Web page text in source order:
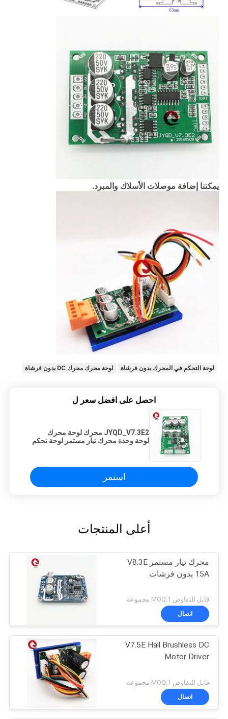
يمكننا إضافة موصلات الأسلاك والمبرد.
لوحة التحكم في المحرك بدون فرشاة لوحة محرك محرك DC بدون فرشاة
احصل على افضل سعر ل
JYQD_V7.3E2 محرك لوحة محرك
لوحة وحدة محرك تيار مستمر لوحة تحكم
استمر
أعلى المنتجات
محرك تيار مستمر V8.3E
15A بدون فرشات
قابل للتفاوض MOQ:1 مجموعة
اتصال
V7.5E Hall Brushless DC
Motor Driver
قابل للتفاوض MOQ:1 مجموعة
اتصال